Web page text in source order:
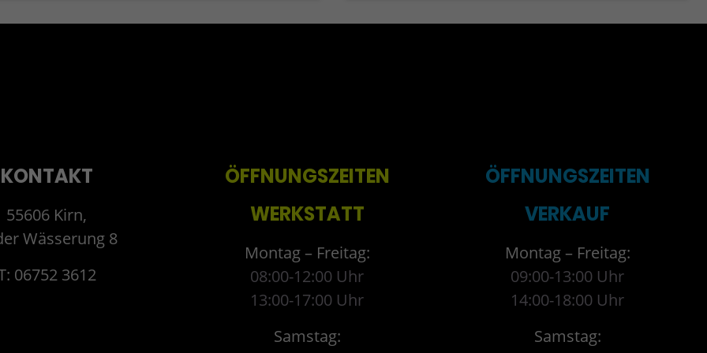
KONTAKT
55606 Kirn,
Wässerung 8
06752 3612
ÖFFNUNGSZEITEN
WERKSTATT
Montag – Freitag:
08:00-12:00 Uhr
13:00-17:00 Uhr
Samstag:
ÖFFNUNGSZEITEN
VERKAUF
Montag – Freitag:
09:00-13:00 Uhr
14:00-18:00 Uhr
Samstag: